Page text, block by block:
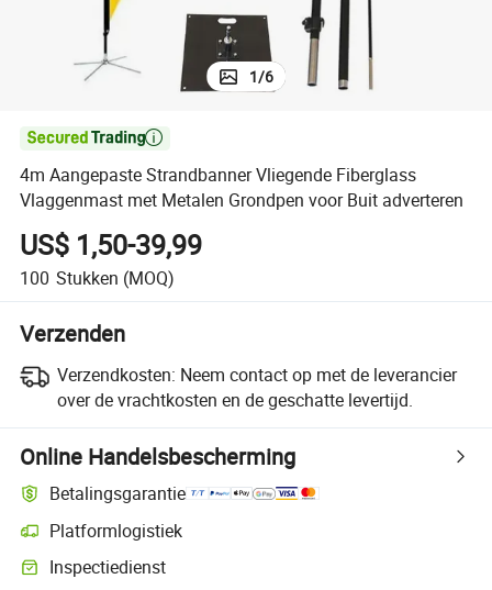
1/6

4m Aangepaste Strandbanner Vliegende Fiberglass
Vlaggenmast met Metalen Grondpen voor Buit adverteren
US$ 1,50-39,99
100 Stukken (MOQ)
Verzenden
Verzendkosten: Neem contact op met de leverancier
over de vrachtkosten en de geschatte levertijd.
Online Handelsbescherming
Betalingsgarantie
Platformlogistiek
Inspectiedienst